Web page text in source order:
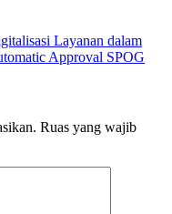
Layanan dalam
Approval SPOG
Ruas yang wajib